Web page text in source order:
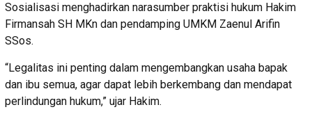
Sosialisasi menghadirkan narasumber praktisi hukum Hakim
Firmansah SH MKn dan pendamping UMKM Zaenul Arifin
SSos.
“Legalitas ini penting dalam mengembangkan usaha bapak
dan ibu semua, agar dapat lebih berkembang dan mendapat
perlindungan hukum,” ujar Hakim.